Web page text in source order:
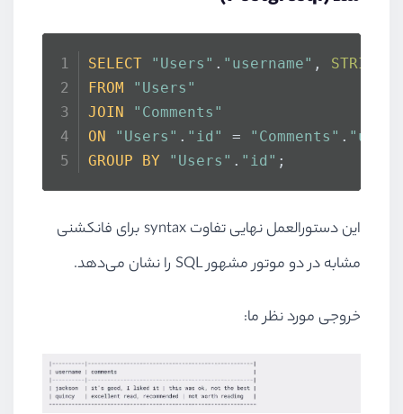
SELECT "Users" . "username" ,
FROM
"Users"
JOIN
"Comments"
ON
"Users" . "id" = "Comments" .
GROUP
BY "Users" . "id" ;
این دستورالعمل نهایی تفاوتsyntax برای فانکشنی
مشابه در دو موتور مشهورSQL را نشان می‌دهد.
خروجی مورد نظر ما: